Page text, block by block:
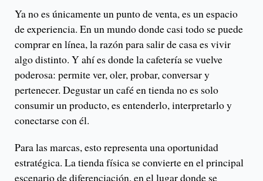
Ya no es únicamente un punto de venta, es un espacio
de experiencia. En un mundo donde casi todo se puede
comprar en línea, la razón para salir de casa es vivir
algo distinto. Y ahí es donde la cafetería se vuelve
poderosa: permite ver, oler, probar, conversar y
pertenecer. Degustar un café en tienda no es solo
consumir un producto, es entenderlo, interpretarlo y
conectarse con él.
Para las marcas, esto representa una oportunidad
estratégica. La tienda física se convierte en el principal
escenario de diferenciación, en el lugar donde se